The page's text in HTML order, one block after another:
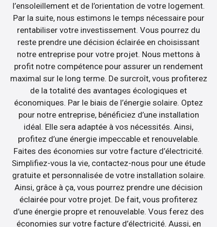
l’ensoleillement et de l’orientation de votre logement.
Par la suite, nous estimons le temps nécessaire pour
rentabiliser votre investissement. Vous pourrez du
reste prendre une décision éclairée en choisissant
notre entreprise pour votre projet. Nous mettons à
profit notre compétence pour assurer un rendement
maximal sur le long terme. De surcroît, vous profiterez
de la totalité des avantages écologiques et
économiques. Par le biais de l’énergie solaire. Optez
pour notre entreprise, bénéficiez d’une installation
idéal. Elle sera adaptée à vos nécessités. Ainsi,
profitez d’une énergie impeccable et renouvelable.
Faites des économies sur votre facture d’électricité.
Simplifiez-vous la vie, contactez-nous pour une étude
gratuite et personnalisée de votre installation solaire.
Ainsi, grâce à ça, vous pourrez prendre une décision
éclairée pour votre projet. De fait, vous profiterez
d’une énergie propre et renouvelable. Vous ferez des
économies sur votre facture d’électricité. Aussi, en